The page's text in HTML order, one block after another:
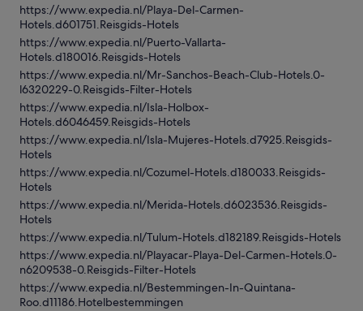
https://www.expedia.nl/Playa-Del-Carmen-
Hotels.d601751.Reisgids-Hotels
https://www.expedia.nl/Puerto-Vallarta-
Hotels.d180016.Reisgids-Hotels
https://www.expedia.nl/Mr-Sanchos-Beach-Club-Hotels.0-
l6320229-0.Reisgids-Filter-Hotels
https://www.expedia.nl/Isla-Holbox-
Hotels.d6046459.Reisgids-Hotels
https://www.expedia.nl/Isla-Mujeres-Hotels.d7925.Reisgids-
Hotels
https://www.expedia.nl/Cozumel-Hotels.d180033.Reisgids-
Hotels
https://www.expedia.nl/Merida-Hotels.d6023536.Reisgids-
Hotels
https://www.expedia.nl/Tulum-Hotels.d182189.Reisgids-Hotels
https://www.expedia.nl/Playacar-Playa-Del-Carmen-Hotels.0-
n6209538-0.Reisgids-Filter-Hotels
https://www.expedia.nl/Bestemmingen-In-Quintana-
Roo.d11186.Hotelbestemmingen